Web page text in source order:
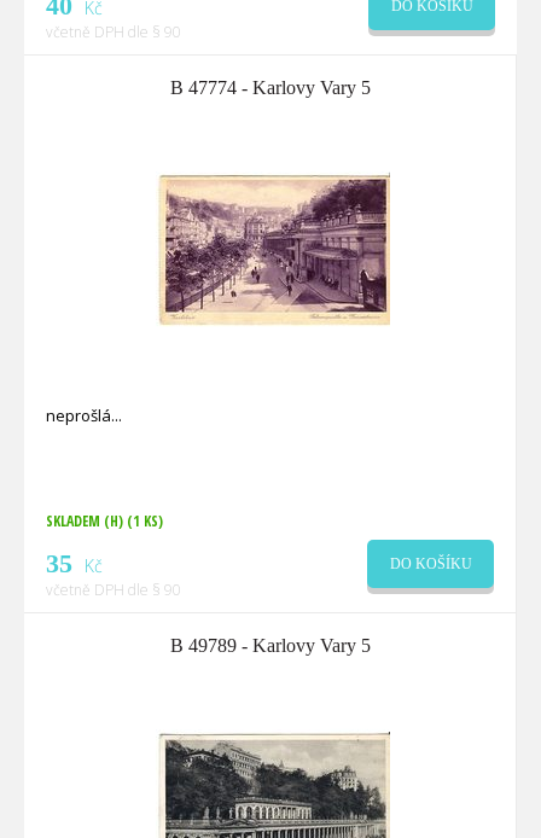
Kč
včetně DPH dle § 90
DO KOŠÍKU
B 47774 - Karlovy Vary 5
neprošlá
SKLADEM (H) (1 KS)
35 Kč
včetně DPH dle § 90
DO KOŠÍKU
B 49789 - Karlovy Vary 5